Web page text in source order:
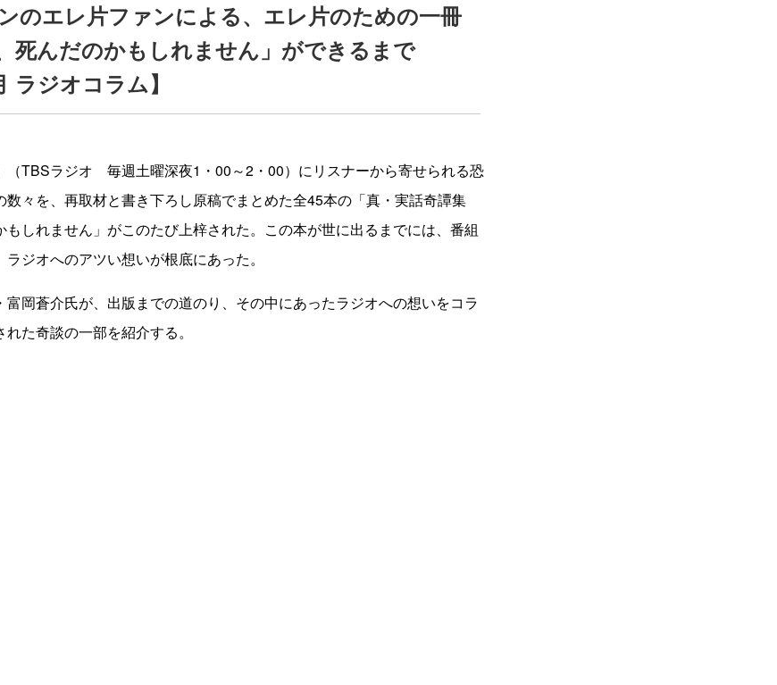
のエレ片ファンによる、エレ片のための一冊
死んだのかもしれません」ができるまで
ラジオコラム】
（TBSラジオ 毎週土曜深夜1・00～2・00）にリスナーから寄せられる恐
数々を、再取材と書き下ろし原稿でまとめた全45本の「真・実話奇譚集
しれません」がこのたび上梓された。この本が世に出るまでには、番組
ジオへのアツい想いが根底にあった。
岡蒼介氏が、出版までの道のり、その中にあったラジオへの想いをコラ
た奇談の一部を紹介する。